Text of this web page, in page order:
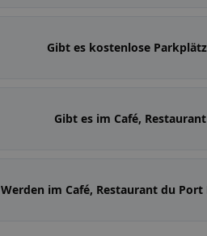
Gibt es kostenlose
Gibt es im Café,
Werden im Café, Restaurant du